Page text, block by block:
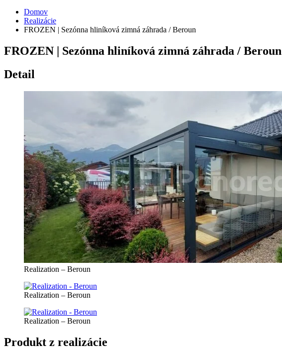
Domov
Realizácie
FROZEN | Sezónna hliníková zimná záhrada / Beroun
FROZEN | Sezónna hliníková zimná záhrada / Beroun
Detail
Realization – Beroun
Realization – Beroun
Realization – Beroun
Produkt z realizácie